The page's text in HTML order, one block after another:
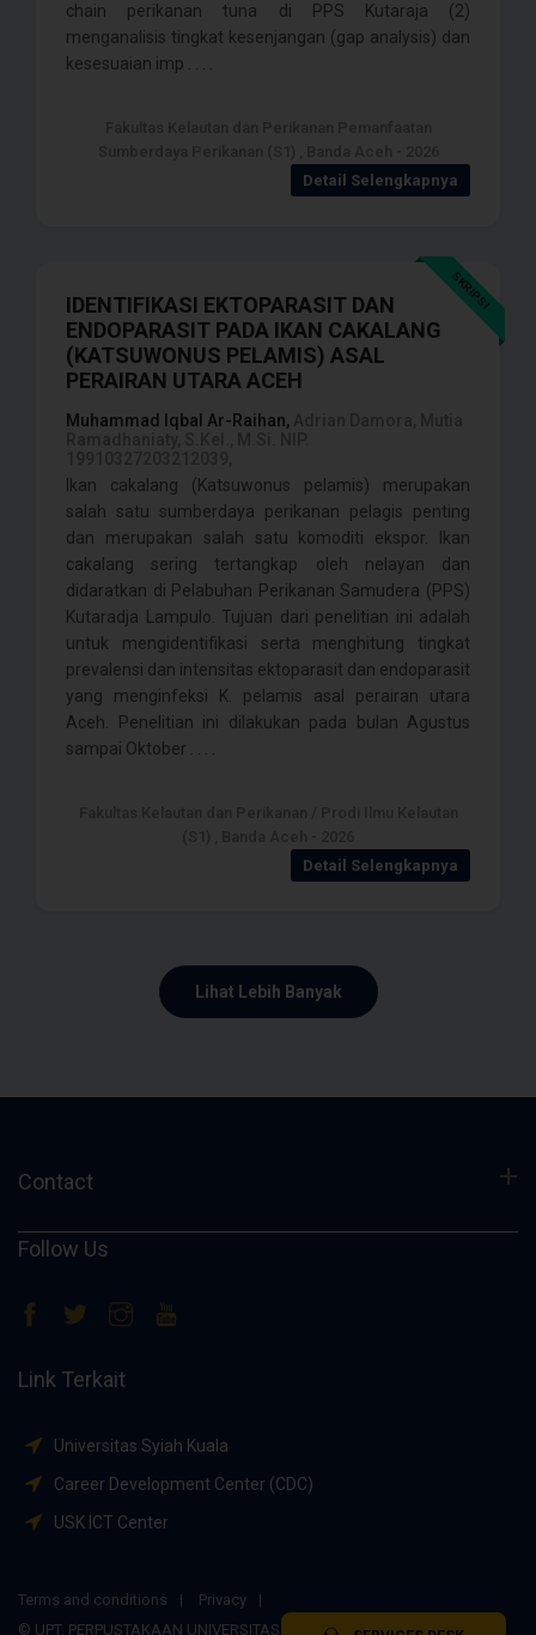
chain perikanan tuna di PPS Kutaraja (2)
menganalisis tingkat kesenjangan (gap analysis) dan
kesesuaian imp . . . .
Detail Selengkapnya
SKRIPSI
IDENTIFIKASI EKTOPARASIT DAN
ENDOPARASIT PADA IKAN CAKALANG
(KATSUWONUS PELAMIS) ASAL
PERAIRAN UTARA ACEH
Muhammad Iqbal Ar-Raihan,
Ikan cakalang (Katsuwonus pelamis) merupakan
salah satu sumberdaya perikanan pelagis penting
dan merupakan salah satu komoditi ekspor. Ikan
cakalang sering tertangkap oleh nelayan dan
didaratkan di Pelabuhan Perikanan Samudera (PPS)
Kutaradja Lampulo. Tujuan dari penelitian ini adalah
untuk mengidentifikasi serta menghitung tingkat
prevalensi dan intensitas ektoparasit dan endoparasit
yang menginfeksi K. pelamis asal perairan utara
Aceh. Penelitian ini dilakukan pada bulan Agustus
sampai Oktober . . . .
Detail Selengkapnya
Lihat Lebih Banyak
Contact
Follow Us
Link Terkait
Universitas Syiah Kuala
Career Development Center (CDC)
USK ICT Center
Terms and conditions
Privacy
© UPT. PERPUSTAKAAN UNIVERSITAS SYIAH KUALA